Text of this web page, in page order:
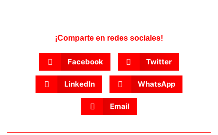
¡Comparte en redes sociales!
Facebook Twitter
LinkedIn WhatsApp
Email